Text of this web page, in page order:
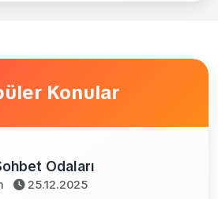
Konular
Odaları
25.12.2025